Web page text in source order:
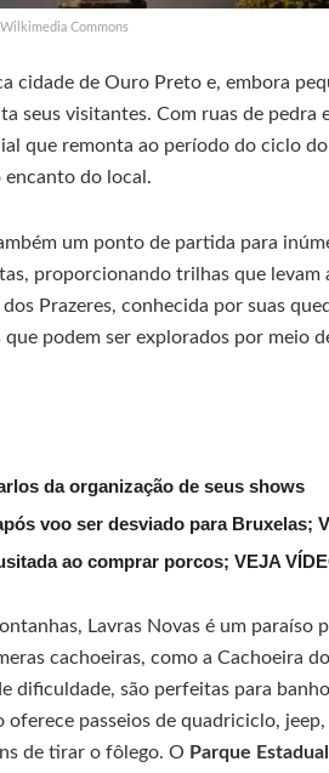
Commons
cidade de Ouro Preto e, embora
seus visitantes. Com ruas de pedra
que remonta ao período do ciclo
encanto do local.
um ponto de partida para
proporcionando trilhas que levam
Prazeres, conhecida por suas
podem ser explorados por meio
da organização de seus shows
voo ser desviado para Bruxelas;
ao comprar porcos; VEJA
Lavras Novas é um paraíso
cachoeiras, como a Cachoeira
dificuldade, são perfeitas para
passeios de quadriciclo,
de tirar o fôlego. O Parque